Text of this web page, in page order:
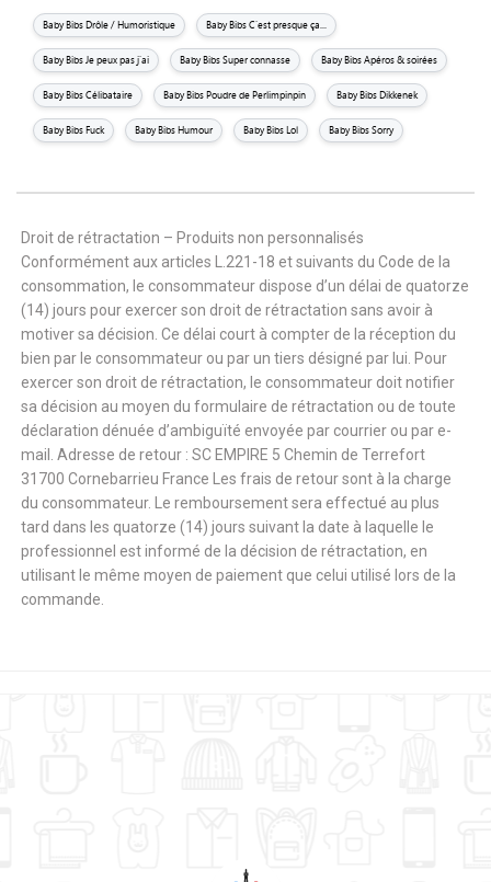
Baby Bibs Drôle / Humoristique Baby Bibs C'est presque ça...
Baby Bibs Je peux pas j'ai Baby Bibs Super connasse Baby Bibs Apéros & soirées
Baby Bibs Célibataire Baby Bibs Poudre de Perlimpinpin Baby Bibs Dikkenek
Baby Bibs Fuck Baby Bibs Humour Baby Bibs Lol Baby Bibs Sorry
Droit de rétractation – Produits non personnalisés
Conformément aux articles L.221-18 et suivants du Code de la
consommation, le consommateur dispose d’un délai de quatorze
(14) jours pour exercer son droit de rétractation sans avoir à
motiver sa décision. Ce délai court à compter de la réception du
bien par le consommateur ou par un tiers désigné par lui. Pour
exercer son droit de rétractation, le consommateur doit notifier
sa décision au moyen du formulaire de rétractation ou de toute
déclaration dénuée d’ambiguïté envoyée par courrier ou par e-
mail. Adresse de retour : SC EMPIRE 5 Chemin de Terrefort
31700 Cornebarrieu France Les frais de retour sont à la charge
du consommateur. Le remboursement sera effectué au plus
tard dans les quatorze (14) jours suivant la date à laquelle le
professionnel est informé de la décision de rétractation, en
utilisant le même moyen de paiement que celui utilisé lors de la
commande.